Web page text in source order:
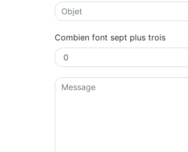
Combien font sept plus trois